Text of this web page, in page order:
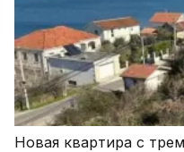
Новая квартира с